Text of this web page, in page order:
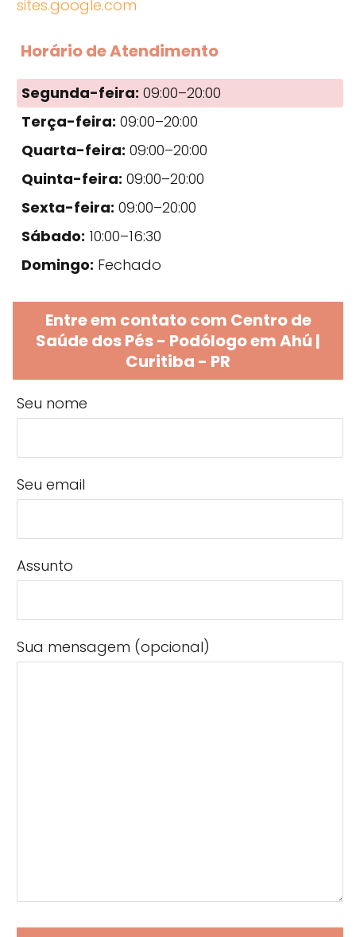
sites.google.com
Horário de Atendimento
Segunda-feira: 09:00–20:00
Terça-feira: 09:00–20:00
Quarta-feira: 09:00–20:00
Quinta-feira: 09:00–20:00
Sexta-feira: 09:00–20:00
Sábado: 10:00–16:30
Domingo: Fechado
Entre em contato com Centro de
Saúde dos Pés - Podólogo em Ahú |
Curitiba - PR
Seu nome
Seu email
Assunto
Sua mensagem (opcional)